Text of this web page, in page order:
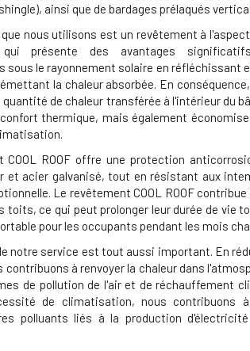
ainsi que de bardages prélaqués
que nous utilisons est un revêtement à
qui présente des avantages
sous le rayonnement solaire en réfléchissant
la chaleur absorbée. En
de chaleur transférée à l'intérieur du
thermique, mais également économise
ROOF offre une protection
et acier galvanisé, tout en résistant aux
Le revêtement COOL ROOF
toits, ce qui peut prolonger leur durée de vie
pour les occupants pendant les mois
notre service est tout aussi important. En
contribuons à renvoyer la chaleur dans
de pollution de l'air et de réchauffement
de climatisation, nous contribuons
polluants liés à la production